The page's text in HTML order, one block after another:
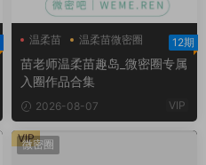
温柔苗
温柔苗微密圈
温柔苗趣岛
12期
苗老师温柔苗趣岛_微密圈专属
入圈作品合集
2026-08-07 VIP
微密圈
VIP